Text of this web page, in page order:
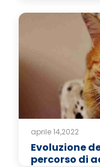
aprile 14,2022
Evoluzione
percorso di